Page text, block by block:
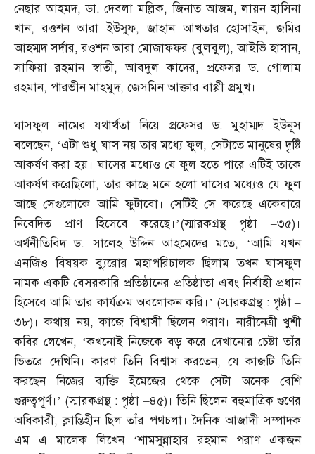
নেছার আহমদ,ডা.দেবলা মল্লিক,জিনাত আজম,লায়ন হাসিনা
খান,রওশন আরা ইউসুফ,জাহান আখতার হোসাইন,জমির
আহম্মদ সর্দার,রওশন আরা মোজাফফর (বুলবুল),আইভি হাসান,
সাফিয়া রহমান স্বাতী,আবদুল কাদের, প্রফেসর ড. গোলাম
রহমান, পারভীন মাহমুদ, জেসমিন আক্তার বাপ্পী প্রমুখ।
ঘাসফুল নামের যথার্থতা নিয়ে প্রফেসর ড.মুহাম্মদ ইউনূস
বলেছেন, ‘এটা শুধু ঘাস নয় তার মধ্যে ফুল, সেটাতে মানুষের দৃষ্টি
আকর্ষণ করা হয়। ঘাসের মধ্যেও যে ফুল হতে পারে এটিই তাকে
আকর্ষণ করেছিলো,তার কাছে মনে হলো ঘাসের মধ্যেও যে ফুল
আছে সেগুলোকে আমি ফুটাবো। সেটিই সে করেছে একেবারে
নিবেদিত প্রাণ হিসেবে করেছে।’(স্মারকগ্রন্থ পৃষ্ঠা–৩৫)।
অর্থনীতিবিদ ড.সালেহ উদ্দিন আহমেদের মতে, ‘আমি যখন
এনজিও বিষয়ক ব্যুরোর মহাপরিচালক ছিলাম তখন ঘাসফুল
নামক একটি বেসরকারি প্রতিষ্ঠানের প্রতিষ্ঠাতা এবং নির্বাহী প্রধান
হিসেবে আমি তার কার্যক্রম অবলোকন করি।’ (স্মারকগ্রন্থ : পৃষ্ঠা–
৩৮)। কথায় নয়,কাজে বিশ্বাসী ছিলেন পরাণ। নারীনেত্রী খুশী
কবির লেখেন, ‘কখনোই নিজেকে বড় করে দেখানোর চেষ্টা তাঁর
ভিতরে দেখিনি। কারণ তিনি বিশ্বাস করতেন, যে কাজটি তিনি
করছেন নিজের ব্যক্তি ইমেজের থেকে সেটা অনেক বেশি
গুরুত্বপূর্ণ।’ (স্মারকগ্রন্থ : পৃষ্ঠা –৪৫)। তিনি ছিলেন বহুমাত্রিক গুণের
অধিকারী,ক্লান্তিহীন ছিল তাঁর পথচলা। দৈনিক আজাদী সম্পাদক
এম এ মালেক লিখেন ‘শামসুন্নাহার রহমান পরাণ একজন